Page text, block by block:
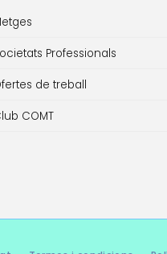
Professionals
de treball
COMT